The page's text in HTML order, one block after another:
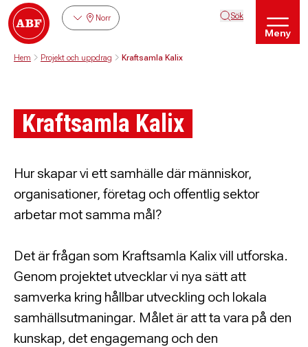
Norr Sök
Meny
Hem Projekt och uppdrag Kraftsamla Kalix
Kraftsamla Kalix
Hur skapar vi ett samhälle där människor,
organisationer, företag och offentlig sektor
arbetar mot samma mål?
Det är frågan som Kraftsamla Kalix vill utforska.
Genom projektet utvecklar vi nya sätt att
samverka kring hållbar utveckling och lokala
samhällsutmaningar. Målet är att ta vara på den
kunskap, det engagemang och den